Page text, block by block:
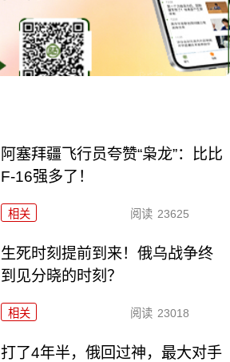
阿塞拜疆飞行员夸赞“枭龙”：比比
F-16强多了！
相关 阅读 23625
生死时刻提前到来！俄乌战争终
到见分晓的时刻？
相关 阅读 23018
打了4年半，俄回过神，最大对手